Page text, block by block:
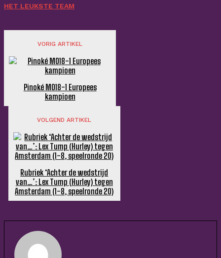
HET LEUKSTE TEAM
VORIG ARTIKEL
Pinoké MO18-1 Europees
kampioen
VOLGEND ARTIKEL
Rubriek ‘Achter de wedstrijd
van…’: Lex Tump (Hurley) tegen
Amsterdam (1-8, speelronde 20)